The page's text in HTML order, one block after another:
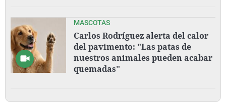
MASCOTAS
Carlos Rodríguez alerta del calor
del pavimento: "Las patas de
nuestros animales pueden acabar
quemadas"